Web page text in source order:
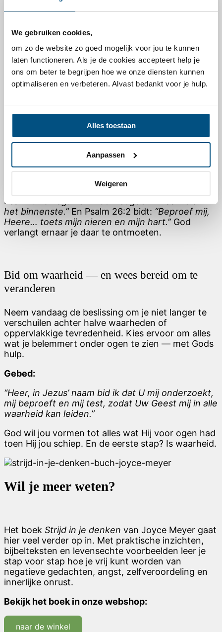
We gebruiken cookies,
om zo de website zo goed mogelijk voor jou te kunnen
laten functioneren. Als je de cookies accepteert help je
ons om beter te begrijpen hoe we onze diensten kunnen
optimaliseren en verbeteren. Alvast bedankt voor je hulp.
Alles toestaan
Aanpassen
Weigeren
Transformatie kost tijd
“Wij worden voortdurend veranderd naar
hetzelfde beeld… van heerlijkheid tot
heerlijkheid.”– 2 Korintiërs 3:18
Verandering komt niet in één keer. Joyce zegt:
“Iedere dag dat ik tijd doorbracht met God in
gebed en in Zijn Woord, boekte ik een beetje
stap jouw binnenste verandert.
Vaak verstoppen we dingen in ons hart omdat ze
te pijnlijk zijn om te zien. Maar als we die
blokkades niet aanpakken, verstoren ze onze
relaties en beroven ze ons van levensvreugde.
Alleen de waarheid brengt genezing.
Psalm 51:8 zegt:
het binnenste.”En Psalm 26:2 bidt: “Beproef mij,
Heere… toets mijn nieren en mijn hart.”God
verlangt ernaar je daar te ontmoeten.
Bid om waarheid — en wees bereid om te
veranderen
Neem vandaag de beslissing om je niet langer te
verschuilen achter halve waarheden of
oppervlakkige tevredenheid. Kies ervoor om alles
wat je belemmert onder ogen te zien — met Gods
hulp.
Gebed:
“Heer, in Jezus’ naam bid ik dat U mij onderzoekt,
mij beproeft en mij test, zodat Uw Geest mij in alle
waarheid kan leiden.”
God wil jou vormen tot alles wat Hij voor ogen had
toen Hij jou schiep. En de eerste stap? Is waarheid.
Wil je meer weten?
Het boek Strijd in je denken van Joyce Meyer gaat
hier veel verder op in. Met praktische inzichten,
bijbelteksten en levensechte voorbeelden leer je
stap voor stap hoe je vrij kunt worden van
negatieve gedachten, angst, zelfveroordeling en
innerlijke onrust.
Bekijk het boek in onze webshop:
naar de winkel